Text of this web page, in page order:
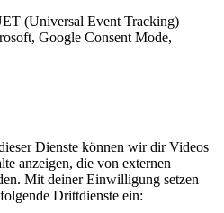
(Universal Event Tracking)
Google Consent Mode,
Dienste können wir dir Videos
anzeigen, die von externen
Mit deiner Einwilligung setzen
Drittdienste ein: